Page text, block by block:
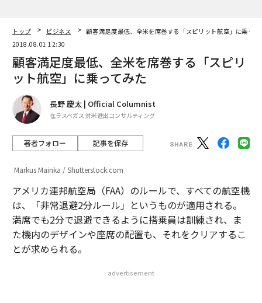
トップ ビジネス
顧客満足度最低、全米を席巻する「スピリット航空」に乗って
2018.08.01 12:30
顧客満足度最低、全米を席巻する「スピリ
ット航空」に乗ってみた
長野 慶太 | Official Columnist
在ラスベガス 対米進出コンサルティング
著者フォロー 記事を保存
Markus Mainka / Shutterstock.com
アメリカ連邦航空局（FAA）のルールで、すべての航空機
は、「非常退避2分ルール」というものが適用される。
満席でも2分で退避できるように搭乗員は訓練され、ま
た機内のデザインや座席の配置も、それをクリアするこ
とが求められる。
advertisement